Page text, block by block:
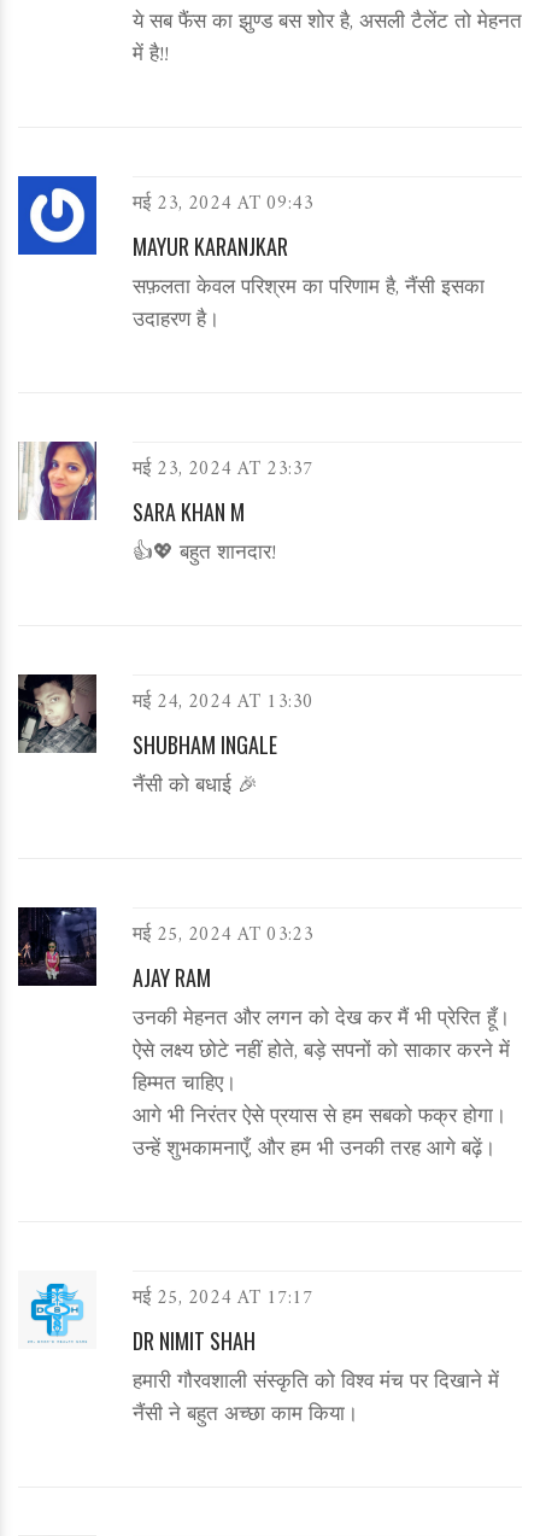
ये सब फैंस का झुण्ड बस शोर है, असली टैलेंट तो मेहनत
में है!!
मई 23, 2024 AT 09:43
MAYUR KARANJKAR
सफ़लता केवल परिश्रम का परिणाम है, नैंसी इसका
उदाहरण है।
मई 23, 2024 AT 23:37
SARA KHAN M
👍💖 बहुत शानदार!
मई 24, 2024 AT 13:30
SHUBHAM INGALE
नैंसी को बधाई 🎉
मई 25, 2024 AT 03:23
AJAY RAM
उनकी मेहनत और लगन को देख कर मैं भी प्रेरित हूँ।
ऐसे लक्ष्य छोटे नहीं होते, बड़े सपनों को साकार करने में
हिम्मत चाहिए।
आगे भी निरंतर ऐसे प्रयास से हम सबको फक्र होगा।
उन्हें शुभकामनाएँ, और हम भी उनकी तरह आगे बढ़ें।
मई 25, 2024 AT 17:17
DR NIMIT SHAH
हमारी गौरवशाली संस्कृति को विश्व मंच पर दिखाने में
नैंसी ने बहुत अच्छा काम किया।